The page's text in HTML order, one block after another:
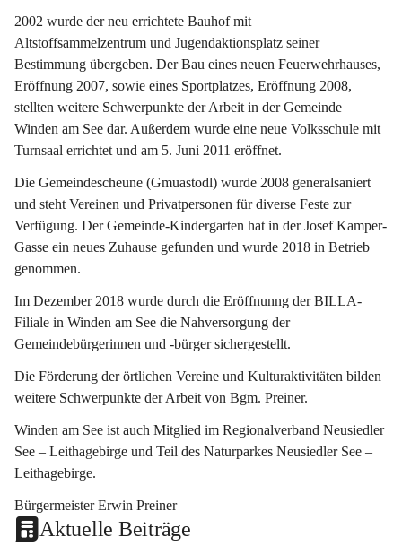
2002 wurde der neu errichtete Bauhof mit
Altstoffsammelzentrum und Jugendaktionsplatz seiner
Bestimmung übergeben. Der Bau eines neuen Feuerwehrhauses,
Eröffnung 2007, sowie eines Sportplatzes, Eröffnung 2008,
stellten weitere Schwerpunkte der Arbeit in der Gemeinde
Winden am See dar. Außerdem wurde eine neue Volksschule mit
Turnsaal errichtet und am 5. Juni 2011 eröffnet.
Die Gemeindescheune (Gmuastodl) wurde 2008 generalsaniert
und steht Vereinen und Privatpersonen für diverse Feste zur
Verfügung. Der Gemeinde-Kindergarten hat in der Josef Kamper-
Gasse ein neues Zuhause gefunden und wurde 2018 in Betrieb
genommen.
Im Dezember 2018 wurde durch die Eröffnunng der BILLA-
Filiale in Winden am See die Nahversorgung der
Gemeindebürgerinnen und -bürger sichergestellt.
Die Förderung der örtlichen Vereine und Kulturaktivitäten bilden
weitere Schwerpunkte der Arbeit von Bgm. Preiner.
Winden am See ist auch Mitglied im Regionalverband Neusiedler
See – Leithagebirge und Teil des Naturparkes Neusiedler See –
Leithagebirge.
Bürgermeister Erwin Preiner
Aktuelle Beiträge